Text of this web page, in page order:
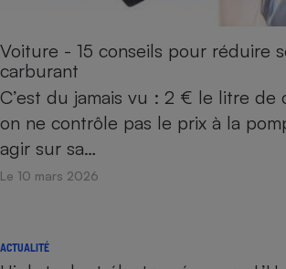
Voiture - 15 conseils pour réduire
carburant
C’est du jamais vu : 2 € le litre de
on ne contrôle pas le prix à la
agir sur sa…
Le 10 mars 2026
ACTUALITÉ